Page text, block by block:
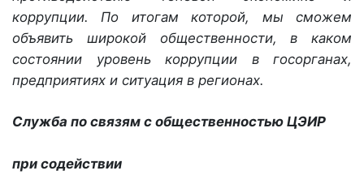
коррупции. По итогам которой, мы сможем
объявить широкой общественности, в каком
состоянии уровень коррупции в госорганах,
предприятиях и ситуация в регионах.
Служба по связям с общественностью ЦЭИР
при содействии